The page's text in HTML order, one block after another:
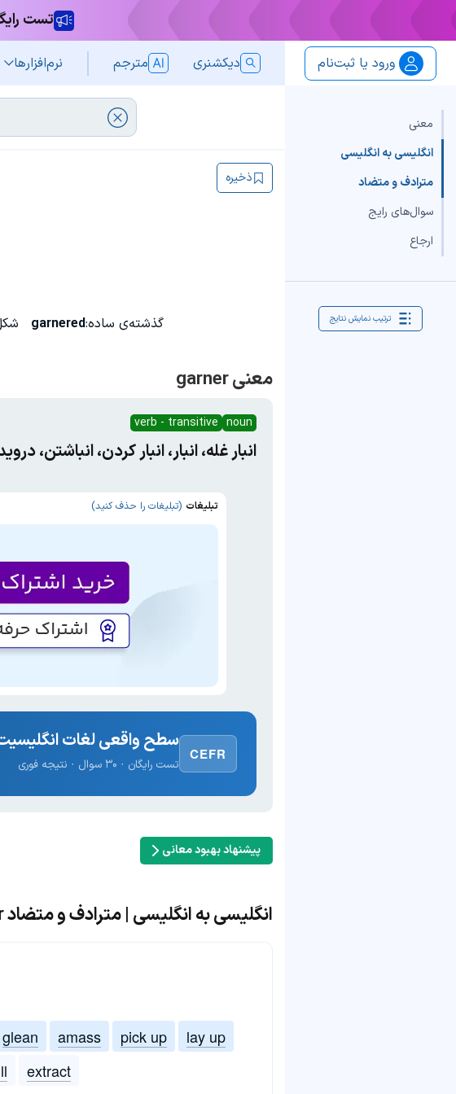
تست
ورود یا ثبت‌نام دیکشنری مترجم نرم‌افزار‌ها
معنی
انگلیسی به انگلیسی
مترادف و متضاد
سوال‌های رایج
ارجاع
ترتیب نمایش نتایج
ذخیره
گذشته‌ی ساده:garnered
معنی garner
noun
verb - transitive
انبار غله، انبار، انبار کردن، انباشتن،
تبلیغات (تبلیغات را حذف کنید)
CEFR
سطح واقعی لغات
تست رایگان · ۳۰ سوال · نتیجه فوری
پیشنهاد بهبود معانی
انگلیسی به انگلیسی | مترادف و متضاد garner
glean amass pick up
lay up
extract